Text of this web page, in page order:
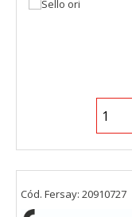
Cód. Fersay: 20910727